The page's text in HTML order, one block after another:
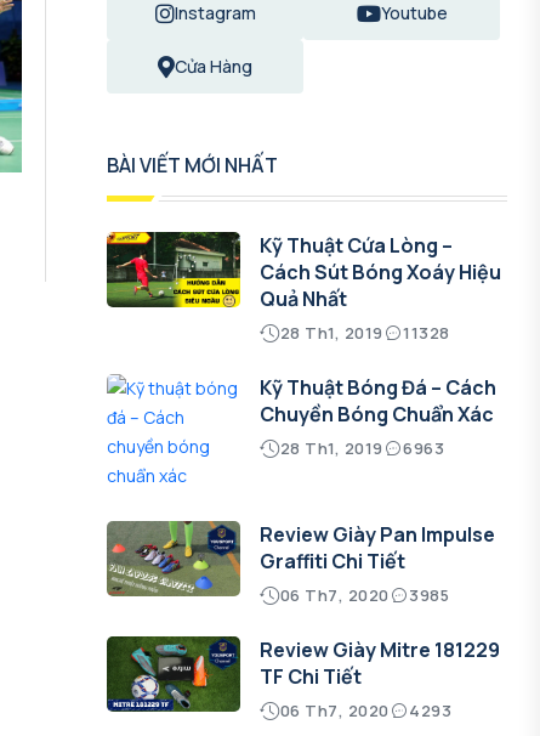
Instagram Youtube
Cửa Hàng
BÀI VIẾT MỚI NHẤT
Kỹ Thuật Cứa Lòng –
Cách Sút Bóng Xoáy Hiệu
Quả Nhất
28 Th1, 2019 11328
Kỹ Thuật Bóng Đá – Cách
Chuyền Bóng Chuẩn Xác
28 Th1, 2019 6963
Review Giày Pan Impulse
Graffiti Chi Tiết
06 Th7, 2020 3985
Review Giày Mitre 181229
TF Chi Tiết
06 Th7, 2020 4293